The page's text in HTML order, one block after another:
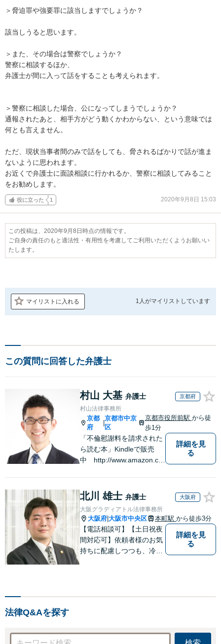
＞脅迫罪や強要罪に該当しますでしょうか？
該当しうると思います。
＞また、その場合は警察でしょうか？
警察に相談するほか、
弁護士が間に入って話をすることも考えられます。
＞警察に相談した場合、公になってしまうでしょうか？
通報されたあと、相手方がどう動くかわからない、という意味では
何とも言えません。
ただ、現状当事者間のみで話をしても、脅されるばかりで話が進ま
ないように思われます。
お近くで弁護士に面談相談に行かれるか、警察に相談してみること
をお勧めします。
役に立った 1 2020年9月8日 15:03
この投稿は、2020年9月8日時点の情報です。
ご自身の責任のもと適法性・有用性を考慮してご利用いただくようお願いい
たします。
マイリストに入れる 1人がマイリストしています
この質問に回答した弁護士
村山 大基 弁護士 京都府
村山法律事務所
京都
府
|
京都市中京
区
京都市役所前駅 から徒
歩1分
「不倫慰謝料を請求された
ら読む本」Kindleで販売
中 http://www.amazon.co.
詳細を見
る
北川 雄士 弁護士 大阪府
大阪グラディアトル法律事務所
大阪府 大阪市中央区 本町駅 から徒歩3分
【電話相談可】【土日祝夜
間対応可】依頼者様のお気
持ちに配慮しつつも、冷静
詳細を見
る
法律Q&Aを探す